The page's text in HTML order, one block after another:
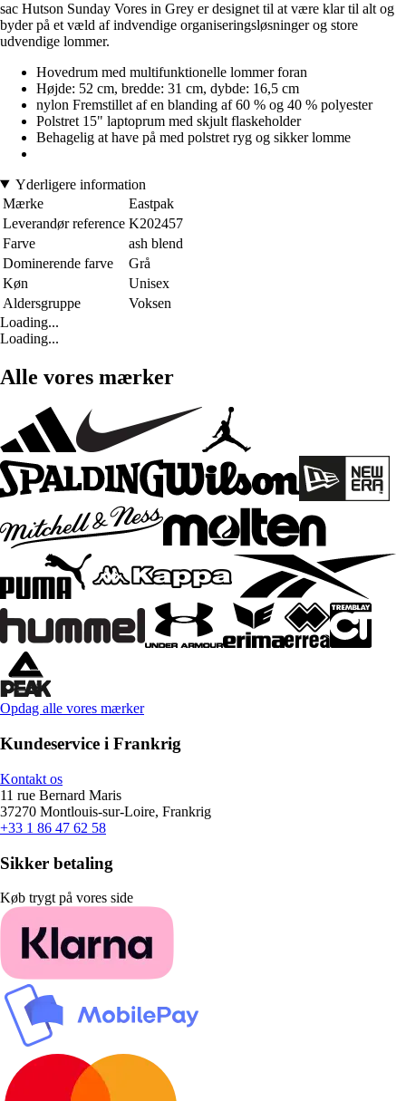
sac Hutson Sunday Vores in Grey er designet til at være klar til alt og
byder på et væld af indvendige organiseringsløsninger og store
udvendige lommer.
Hovedrum med multifunktionelle lommer foran
Højde: 52 cm, bredde: 31 cm, dybde: 16,5 cm
nylon Fremstillet af en blanding af 60 % og 40 % polyester
Polstret 15" laptoprum med skjult flaskeholder
Behagelig at have på med polstret ryg og sikker lomme
Yderligere information
Mærke
Eastpak
Leverandør reference K202457
Farve
ash blend
Dominerende farve
Grå
Køn
Unisex
Aldersgruppe
Voksen
Loading...
Loading...
Alle vores mærker
Opdag alle vores mærker
Kundeservice i Frankrig
Kontakt os
11 rue Bernard Maris
37270 Montlouis-sur-Loire, Frankrig
+33 1 86 47 62 58
Sikker betaling
Køb trygt på vores side